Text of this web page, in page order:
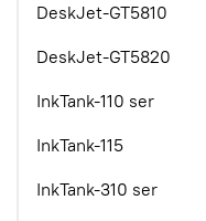
DeskJet-GT5810
DeskJet-GT5820
InkTank-110 ser
InkTank-115
InkTank-310 ser